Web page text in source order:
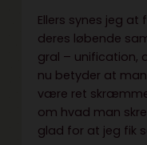
Ellers synes jeg
deres løbende
gral – unification,
nu betyder at
være ret
om hvad man
glad for at jeg fik